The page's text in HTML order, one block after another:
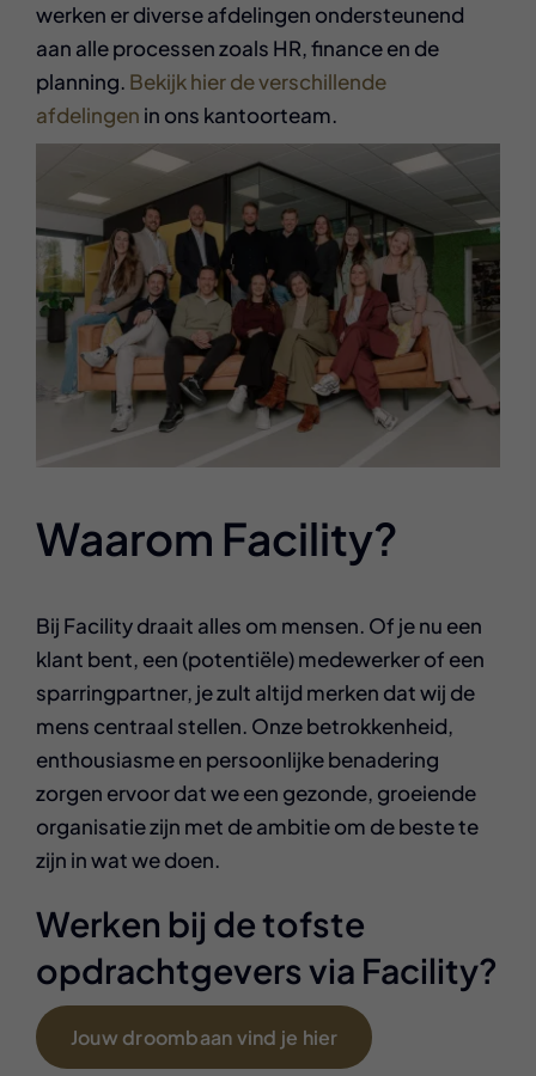
werken er diverse afdelingen ondersteunend
aan alle processen zoals HR, finance en de
planning. Bekijk hier de verschillende
afdelingen in ons kantoorteam.
Waarom Facility?
Bij Facility draait alles om mensen. Of je nu een
klant bent, een (potentiële) medewerker of een
sparringpartner, je zult altijd merken dat wij de
mens centraal stellen. Onze betrokkenheid,
enthousiasme en persoonlijke benadering
zorgen ervoor dat we een gezonde, groeiende
organisatie zijn met de ambitie om de beste te
zijn in wat we doen.
Werken bij de tofste
opdrachtgevers via Facility?
Jouw droombaan vind je hier